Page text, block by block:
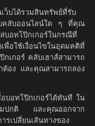
ว็บได้รวมสินทรัพย์ที่รับ
บคลับออนไลน์ใด ๆ ที่คุณ
บอทโป๊กเกอร์ในกรณีที่
เพื่อใช้เงื่อนไขในอุดมคติที่
เกอร์ คลับเฮาส์สามารถ
ต้อง และคุณสามารถลอง
บอทโป๊กเกอร์ได้ทันที ใน
ามปกติ และคุณออกจาก
รเปลี่ยนเส้นทางของ